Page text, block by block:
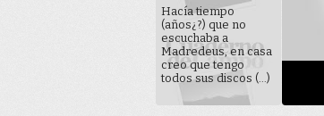
Hacía tiempo
(años¿?) que no
escuchaba a
Madredeus, en casa
creo que tengo
todos sus discos (...)